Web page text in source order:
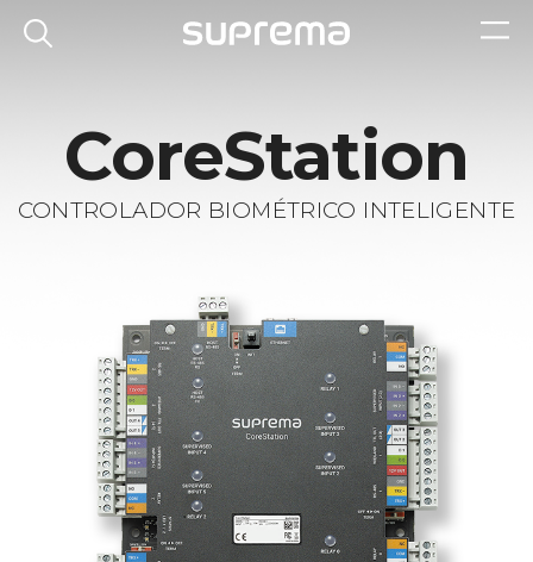
CoreStation
CONTROLADOR BIOMÉTRICO INTELIGENTE